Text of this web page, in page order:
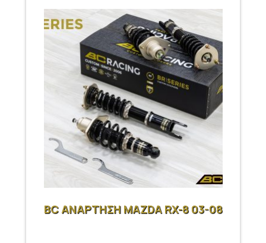
BC ΑΝΑΡΤΗΣΗ MAZDA RX-8 03-08